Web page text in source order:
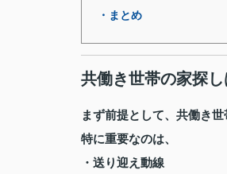
・まとめ
共働き世帯の家探
まず前提として、共働き
特に重要なのは、
・送り迎え動線